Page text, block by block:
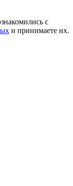
с
и принимаете их.